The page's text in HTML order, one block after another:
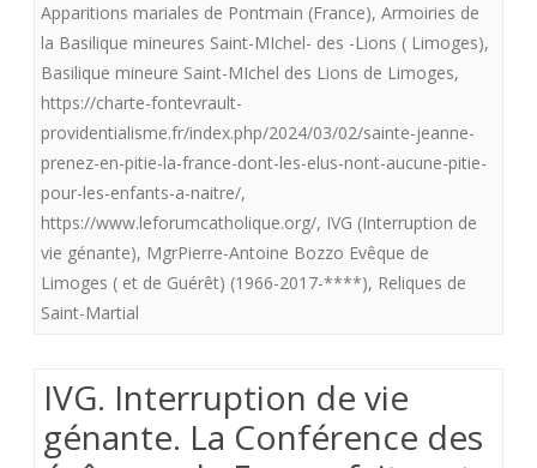
spirituelle
des
de
enfants
Apparitions mariales de Pontmain (France), Armoiries de
la Basilique mineures Saint-MIchel- des -Lions ( Limoges),
Basilique mineure Saint-MIchel des Lions de Limoges,
https://charte-fontevrault-
providentialisme.fr/index.php/2024/03/02/sainte-jeanne-
prenez-en-pitie-la-france-dont-les-elus-nont-aucune-pitie-
pour-les-enfants-a-naitre/,
https://www.leforumcatholique.org/, IVG (Interruption de
vie génante), MgrPierre-Antoine Bozzo Evêque de
Limoges ( et de Guérêt) (1966-2017-****), Reliques de
Saint-Martial
IVG. Interruption de vie
génante. La Conférence des